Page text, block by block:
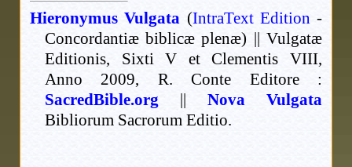
Hieronymus Vulgata (IntraText Edition-
Concordantiæ biblicæ plenæ) || Vulgatæ
Editionis, Sixti V et Clementis VIII,
Anno 2009, R. Conte Editore :
SacredBible.org || Nova Vulgata
Bibliorum Sacrorum Editio.